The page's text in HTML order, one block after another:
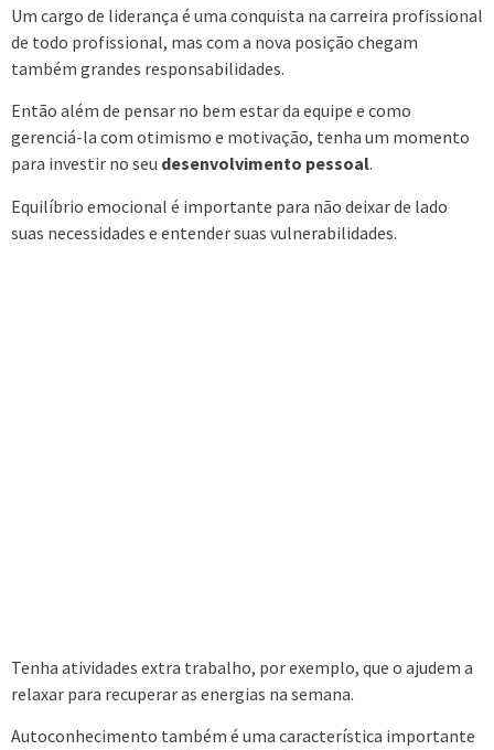
Um cargo de liderança é uma conquista na carreira profissional
de todo profissional, mas com a nova posição chegam
também grandes responsabilidades.
Então além de pensar no bem estar da equipe e como
gerenciá-la com otimismo e motivação, tenha um momento
para investir no seu desenvolvimento pessoal.
Equilíbrio emocional é importante para não deixar de lado
suas necessidades e entender suas vulnerabilidades.
Tenha atividades extra trabalho, por exemplo, que o ajudem a
relaxar para recuperar as energias na semana.
Autoconhecimento também é uma característica importante